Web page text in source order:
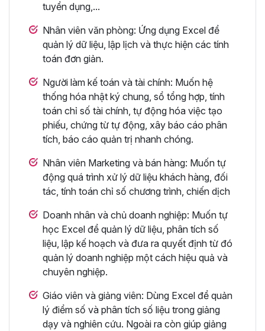
tuyển dụng,...
Nhân viên văn phòng: Ứng dụng Excel để
quản lý dữ liệu, lập lịch và thực hiện các tính
toán đơn giản.
Người làm kế toán và tài chính: Muốn hệ
thống hóa nhật ký chung, sổ tổng hợp, tính
toán chỉ số tài chính, tự động hóa việc tạo
phiếu, chứng từ tự động, xây báo cáo phân
tích, báo cáo quản trị nhanh chóng.
Nhân viên Marketing và bán hàng: Muốn tự
động quá trình xử lý dữ liệu khách hàng, đối
tác, tính toán chỉ số chương trình, chiến dịch
Doanh nhân và chủ doanh nghiệp: Muốn tự
học Excel để quản lý dữ liệu, phân tích số
liệu, lập kế hoạch và đưa ra quyết định từ đó
quản lý doanh nghiệp một cách hiệu quả và
chuyên nghiệp.
Giáo viên và giảng viên: Dùng Excel để quản
lý điểm số và phân tích số liệu trong giảng
dạy và nghiên cứu. Ngoài ra còn giúp giảng